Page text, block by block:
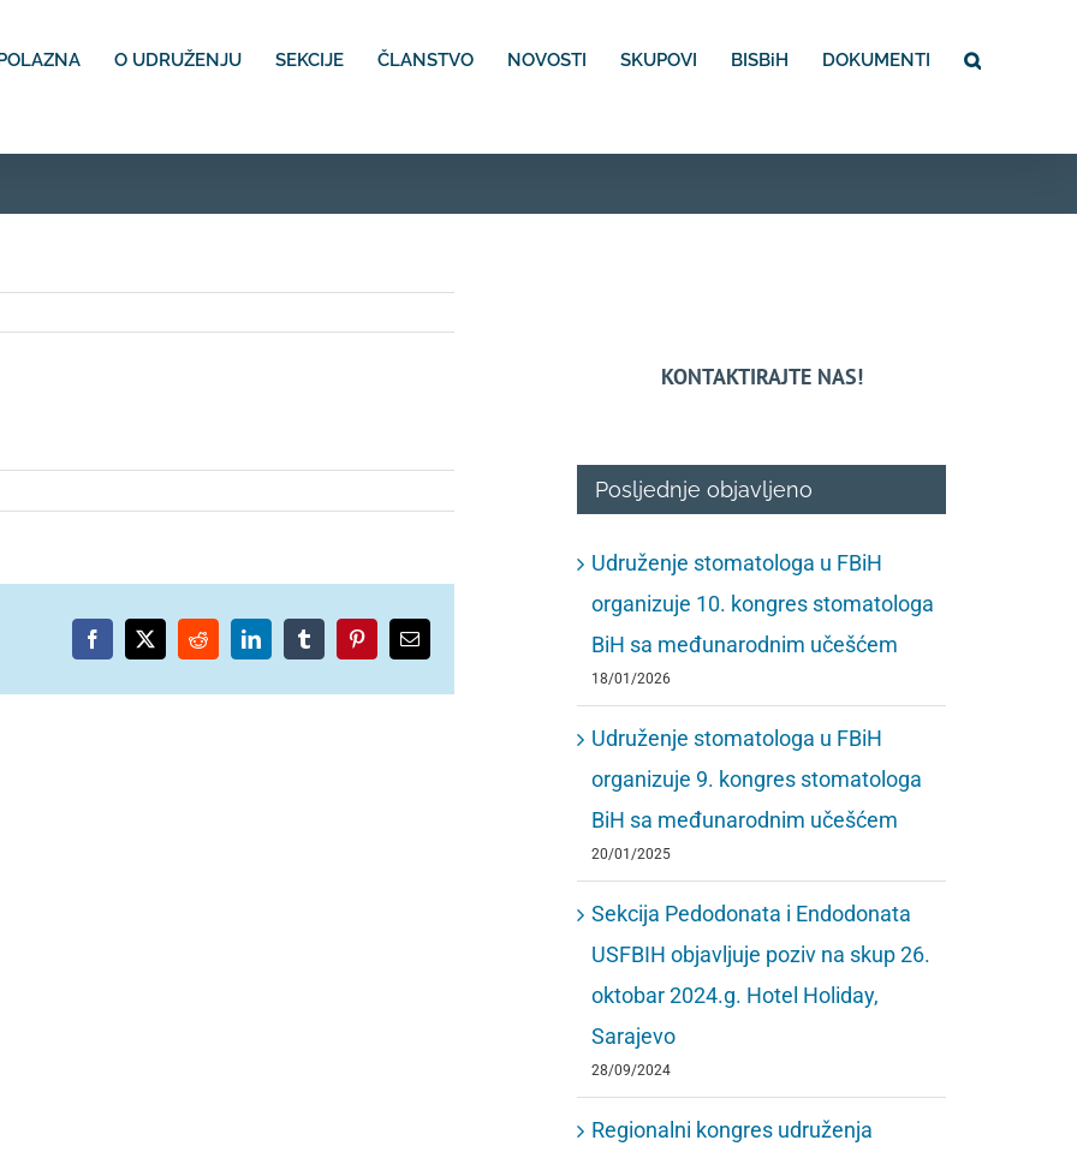
O UDRUŽENJU SEKCIJE ČLANSTVO NOVOSTI SKUPOVI BISBiH DOKUMENTI
Facebook
X RedditLinkedInTumblrPinterestEmail
KONTAKTIRAJTE NAS!
Posljednje objavljeno
Udruženje stomatologa u FBiH
organizuje 10. kongres stomatologa
BiH sa međunarodnim učešćem
18/01/2026
Udruženje stomatologa u FBiH
organizuje 9. kongres stomatologa
BiH sa međunarodnim učešćem
20/01/2025
Sekcija Pedodonata i Endodonata
USFBIH objavljuje poziv na skup 26.
oktobar 2024.g. Hotel Holiday,
Sarajevo
28/09/2024
Regionalni kongres udruženja